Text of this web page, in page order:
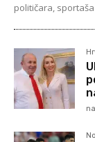
političara,